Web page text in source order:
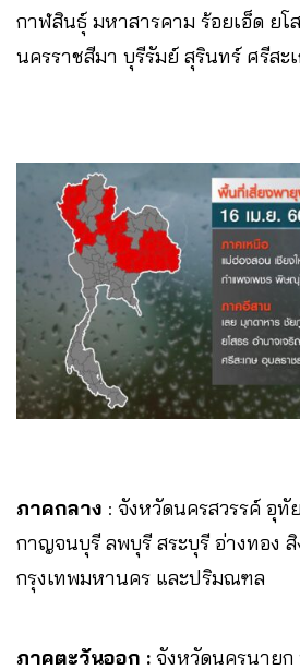
กาฬสินธุ์ มหาสารคาม ร้อยเอ็ด ยโ
นครราชสีมา บุรีรัมย์ สุรินทร์ ศรีสะ
ภาคกลาง : จังหวัดนครสวรรค์ อุ
กาญจนบุรี ลพบุรี สระบุรี อ่างทอง
กรุงเทพมหานคร และปริมณฑล
ภาคตะวันออก : จังหวัดนครนายก